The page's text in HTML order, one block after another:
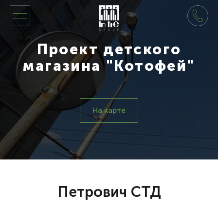
Проект детского
магазина "Котофей"
На карте
Петрович СТД